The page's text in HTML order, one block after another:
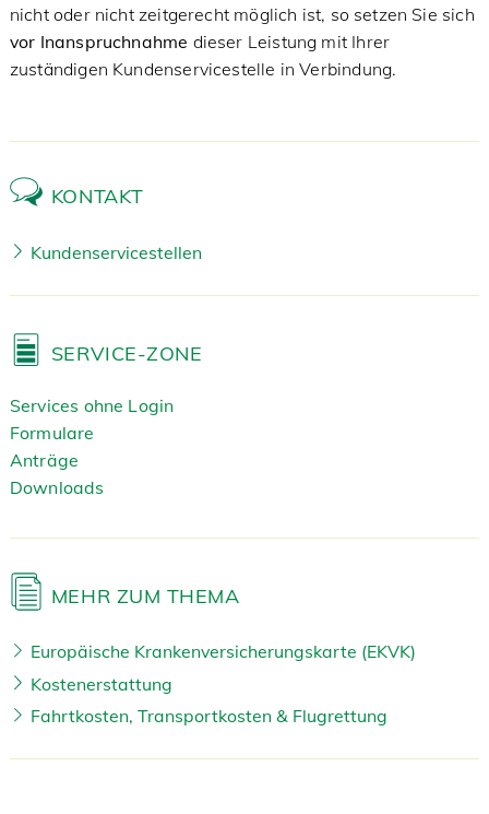
nicht oder nicht zeitgerecht möglich ist, so setzen Sie sich
vor Inanspruchnahme dieser Leistung mit Ihrer
zuständigen Kundenservicestelle in Verbindung.
KONTAKT
Kundenservicestellen
SERVICE-ZONE
Services ohne Login
Formulare
Anträge
Downloads
MEHR ZUM THEMA
Europäische Krankenversicherungskarte (EKVK)
Kostenerstattung
Fahrtkosten, Transportkosten & Flugrettung